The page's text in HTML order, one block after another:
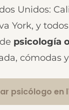
Unidos:
York, y
psicología
cómodas
psicólogo en